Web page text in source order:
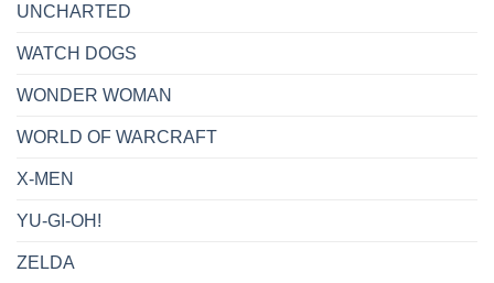
UNCHARTED
WATCH DOGS
WONDER WOMAN
WORLD OF WARCRAFT
X-MEN
YU-GI-OH!
ZELDA